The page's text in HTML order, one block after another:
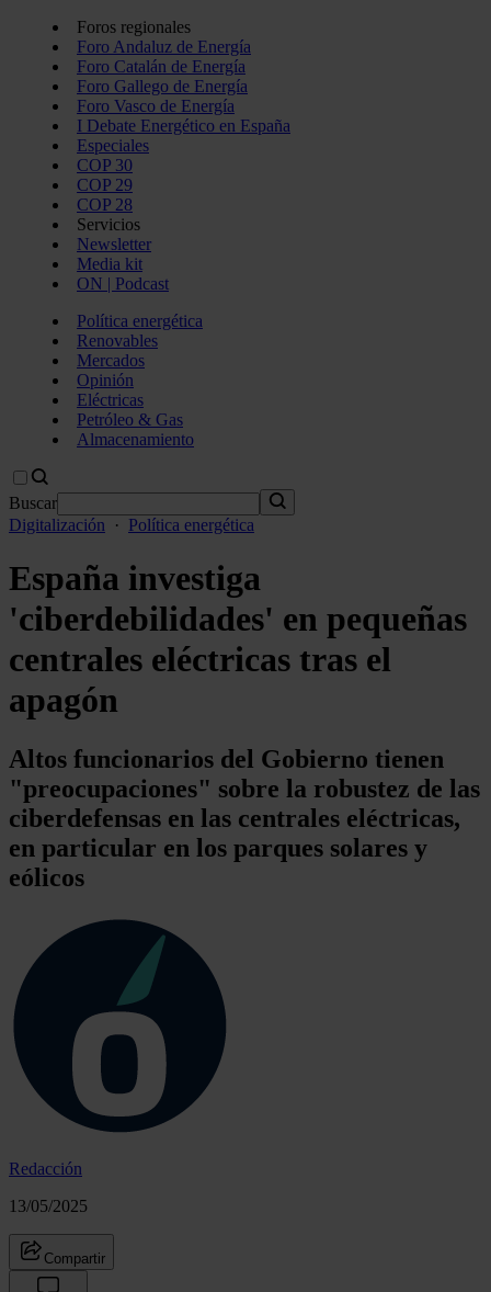
Foros regionales
Foro Andaluz de Energía
Foro Catalán de Energía
Foro Gallego de Energía
Foro Vasco de Energía
I Debate Energético en España
Especiales
COP 30
COP 29
COP 28
Servicios
Newsletter
Media kit
ON | Podcast
Política energética
Renovables
Mercados
Opinión
Eléctricas
Petróleo & Gas
Almacenamiento
Buscar
Digitalización
· Política energética
España investiga
'ciberdebilidades' en pequeñas
centrales eléctricas tras el
apagón
Altos funcionarios del Gobierno tienen
"preocupaciones" sobre la robustez de las
ciberdefensas en las centrales eléctricas,
en particular en los parques solares y
eólicos
Redacción
13/05/2025
Compartir